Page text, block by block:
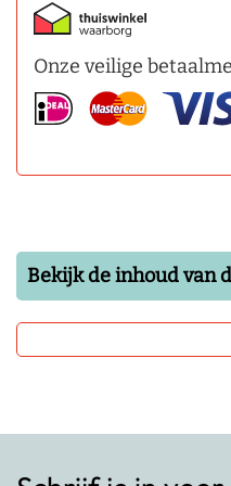
Onze veilige
Bekijk de inhoud van